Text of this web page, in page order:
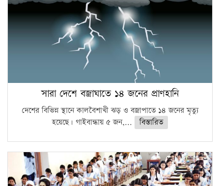
সারা দেশে বজ্রাঘাতে ১৪ জনের প্রাণহানি
দেশের বিভিন্ন স্থানে কালবৈশাখী ঝড় ও বজ্রাপাতে ১৪ জনের মৃত্যু
হয়েছে। গাইবান্ধায় ৫ জন,...
বিস্তারিত